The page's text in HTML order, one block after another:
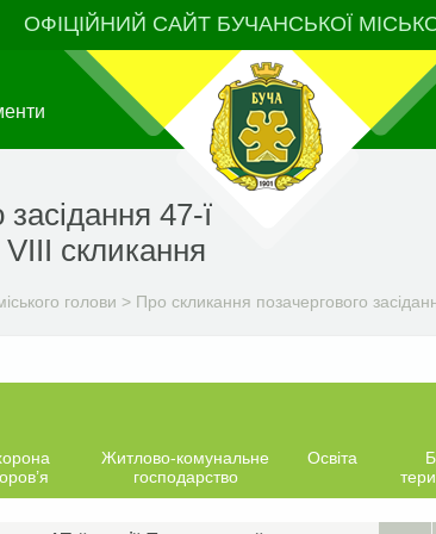
ОФІЦІЙНИЙ САЙТ БУЧАНСЬКОЇ
47-ї
VIIІ скликання
голови > Про скликання позачергового
Житлово-комунальне
господарство
Освіта